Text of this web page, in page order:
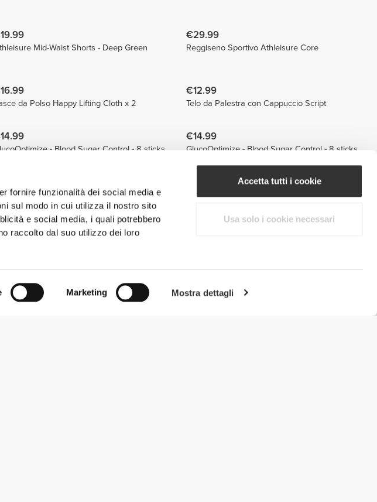
fornire funzionalità dei social media e
sul modo in cui utilizza il nostro sito
e social media, i quali potrebbero
raccolto dal suo utilizzo dei loro
Marketing Mostra dettagli
Accetta tutti i cookie
Usa solo i cookie necessari
Mid-Waist Shorts - Deep Green
€29.99
Reggiseno Sportivo Athleisure Core
da Polso Happy Lifting Cloth x 2
€12.99
Telo da Palestra con Cappuccio Script
- Blood Sugar Control - 8 sticks
€14.99
GlucoOptimize - Blood Sugar Control - 8 sticks
Whey Protein 907g Peanut Whey Protein 907g
a Gamba Larga Elite
€34.99